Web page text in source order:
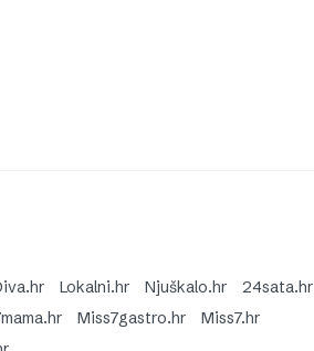
Lokalni.hr Njuškalo.hr
24sata.hr
Miss7gastro.hr
Miss7.hr